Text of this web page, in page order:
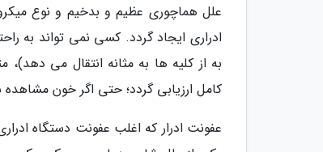
علل هماچوری عظیم و بدخیم و نوع
ادراری ایجاد گردد. کسی نمی تواند به
به از کلیه ها به مثانه انتقال می
کامل ارزیابی گردد؛ حتی اگر خون
عفونت ادرار که اغلب عفونت دستگاه